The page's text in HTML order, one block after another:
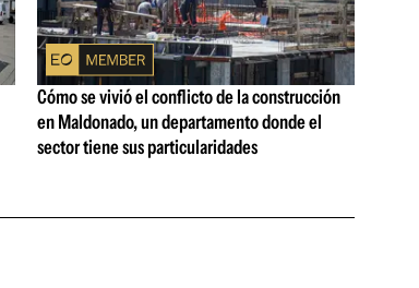
Cómo se vivió el conflicto de la construcción
en Maldonado, un departamento donde el
sector tiene sus particularidades